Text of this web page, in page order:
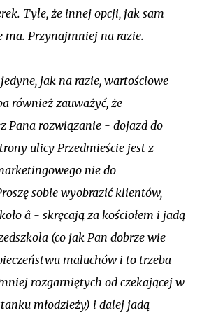
Tyle, że innej opcji, jak sam
ma. Przynajmniej na razie.
jak na razie, wartościowe
również zauważyć, że
Pana rozwiązanie - dojazd do
ulicy Przedmieście jest z
nie do
sobie wyobrazić klientów,
â - skręcają za kościołem i jadą
(co jak Pan dobrze wie
maluchów i to trzeba
rozgarniętych od czekającej w
młodzieży) i dalej jadą